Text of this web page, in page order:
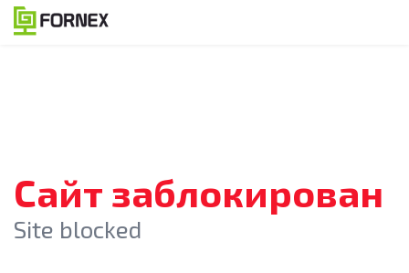
Сайт заблокирован
Site blocked